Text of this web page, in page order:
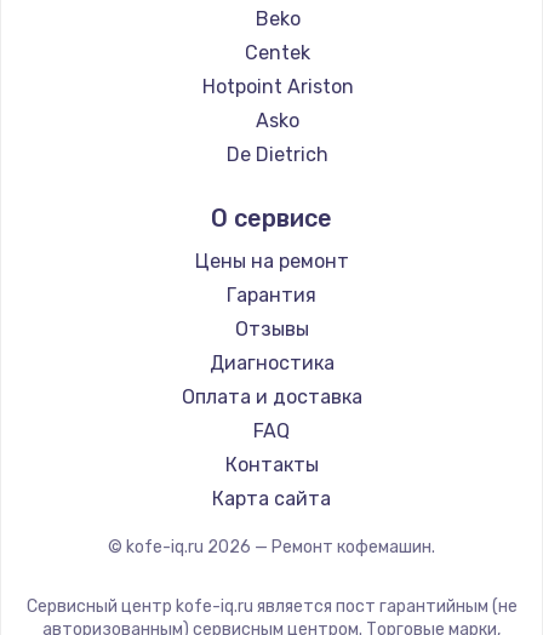
Ремонт кофемашин ROCKET MOZZAFIATO
Ремонт кофемашин Vivitek
Ремонт кофемашин Thomson
Ремонт кофемашин Hisense
Ремонт кофемашин DELTA
Ремонт кофемашин Kyvol
Ремонт кофемашин RED solution
Ремонт кофемашин Bravilor Bonamat
Ремонт кофемашин Vard
Ремонт кофемашин Tuvio
Ремонт кофемашин Carrera
Ремонт кофемашин Supra
Beko
Centek
Hotpoint Ariston
Asko
De Dietrich
Ascaso
Jura
Olympia
Saeco
La Cimbali
WMF
Yamaguchi
Nivona
Astoria
ROCKET MOZZAFIATO
О сервисе
Цены на ремонт
Гарантия
Отзывы
Диагностика
Оплата и доставка
FAQ
Контакты
Карта сайта
© kofe-iq.ru 2026 — Ремонт кофемашин.
Сервисный центр kofe-iq.ru является пост гарантийным (не
авторизованным) сервисным центром. Торговые марки,